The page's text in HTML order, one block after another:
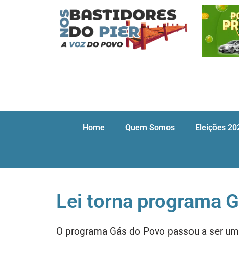
Home Quem Somos Eleições
Lei torna programa
O programa Gás do Povo passou a ser